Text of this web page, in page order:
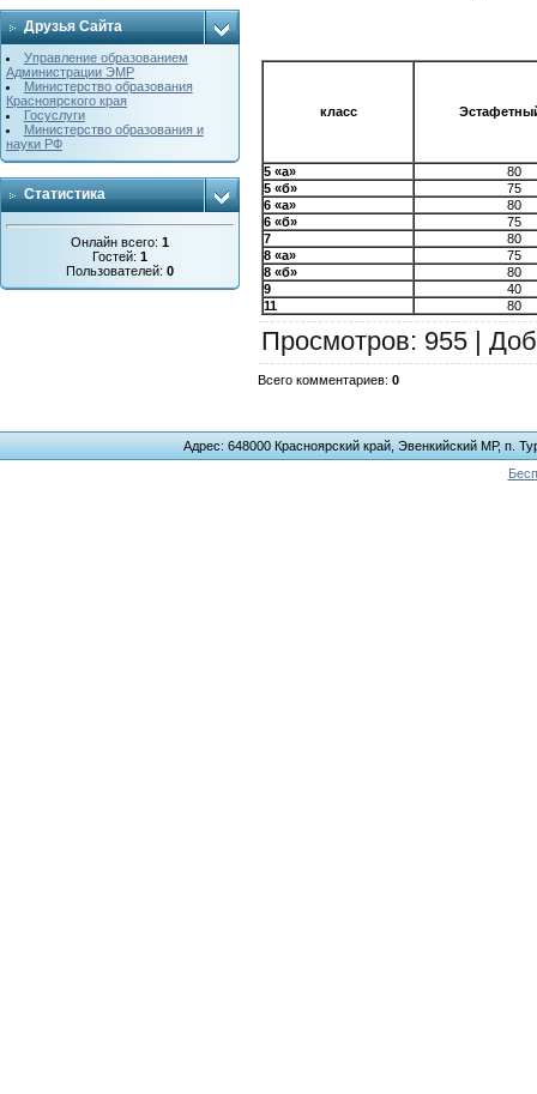
Друзья Сайта
Управление образованием
Администрации ЭМР
Министерство образования
Красноярского края
Госуслуги
Министерство образования и
науки РФ
Статистика
Онлайн всего: 1
Гостей: 1
Пользователей: 0
класс
5 «а»
80
5 «б»
75
6 «а»
80
6 «б»
75
7
80
8 «а»
75
8 «б»
80
9
40
11
80
Просмотров: 955 |
Всего комментариев: 0
Адрес: 648000 Красноярский край, Эвенкийский МР, п.